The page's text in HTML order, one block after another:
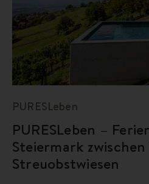
PURESLeben
PURESLeben –
Steiermark
Streuobstwiesen